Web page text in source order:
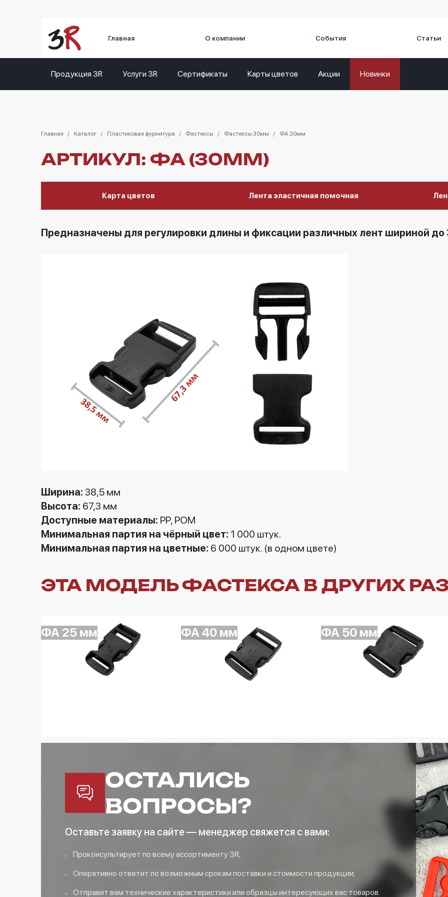
Главная О компании События Статьи
Продукция 3R Услуги 3R Сертификаты Карты цветов Акции Новинки
Главная Каталог Пластиковая фурнитура Фастексы Фастексы 30мм ФА 30мм
АРТИКУЛ: ФА (30ММ)
Карта цветов Лента эластичная помочная
Предназначены для регулировки длины и фиксации различных лент шириной
Ширина: 38,5 мм
Высота: 67,3 мм
Доступные материалы: РР, РОМ
Минимальная партия на чёрный цвет: 1 000 штук.
Минимальная партия на цветные: 6 000 штук. (в одном цвете)
ЭТА МОДЕЛЬ ФАСТЕКСА В ДРУГИХ
ФА 25 мм ФА 40 мм ФА 50 мм
ОСТАЛИСЬ
ВОПРОСЫ?
Оставьте заявку на сайте — менеджер свяжется с вами:
Проконсультирует по всему ассортименту 3R;
Оперативно ответит по возможным срокам поставки и стоимости продукции;
Отправит вам технические характеристики или образцы интересующих вас товаров.